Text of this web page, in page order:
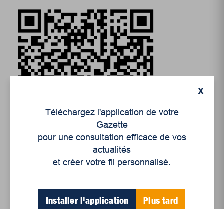
X
Téléchargez l'application de votre
Gazette
pour une consultation efficace de vos
actualités
et créer votre fil personnalisé.
Installer l'application Plus tard